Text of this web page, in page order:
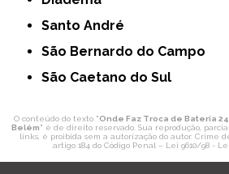
Santo André
São Bernardo do Campo
São Caetano do Sul
O conteúdo do texto "Onde Faz Troca de Bateria
Belém" é de direito reservado. Sua reprodução,
links, é proibida sem a autorização do autor. Crime
artigo 184 do Código Penal – Lei 9610/98 -